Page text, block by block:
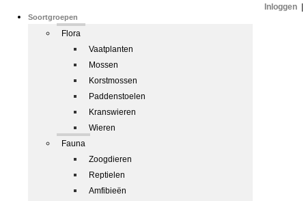
Soortgroepen
Flora
Vaatplanten
Mossen
Korstmossen
Paddenstoelen
Kranswieren
Wieren
Fauna
Zoogdieren
Reptielen
Amfibieën
Inloggen